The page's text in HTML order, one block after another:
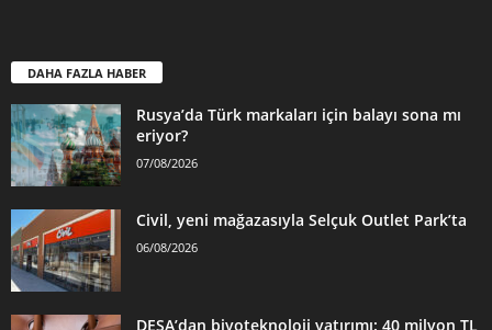
DAHA FAZLA HABER
Rusya’da Türk markaları için balayı sona mı
eriyor?
07/08/2026
Civil, yeni mağazasıyla Selçuk Outlet Park’ta
06/08/2026
DESA’dan biyoteknoloji yatırımı: 40 milyon TL